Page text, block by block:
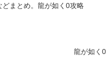
まとめ。龍が如く0攻略
龍が如く